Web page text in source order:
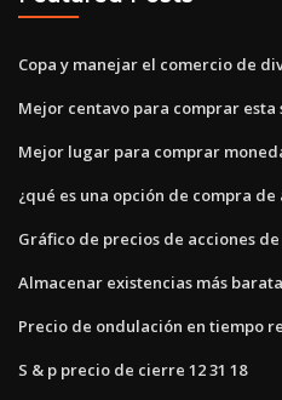
Copa y manejar el comercio de
Mejor centavo para comprar esta
Mejor lugar para comprar
¿qué es una opción de compra de
Gráfico de precios de acciones
Almacenar existencias más
Precio de ondulación en tiempo
S & p precio de cierre 12 31 18